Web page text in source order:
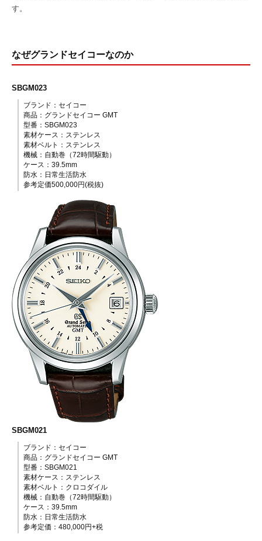
す。
なぜグランドセイコーなのか
SBGM023
ブランド：セイコー
商品：グランドセイコー GMT
型番：SBGM023
素材ケース：ステンレス
素材ベルト：ステンレス
機械：自動巻（72時間駆動）
ケース：39.5mm
防水：日常生活防水
参考定価500,000円(税抜)
SBGM021
ブランド：セイコー
商品：グランドセイコー GMT
型番：SBGM021
素材ケース：ステンレス
素材ベルト：クロコダイル
機械：自動巻（72時間駆動）
ケース：39.5mm
防水：日常生活防水
参考定価：480,000円+税